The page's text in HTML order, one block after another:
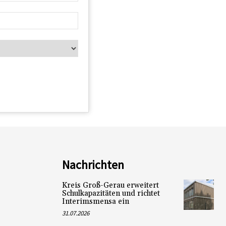
Nachrichten
Kreis Groß-Gerau erweitert
Schulkapazitäten und richtet
Interimsmensa ein
31.07.2026